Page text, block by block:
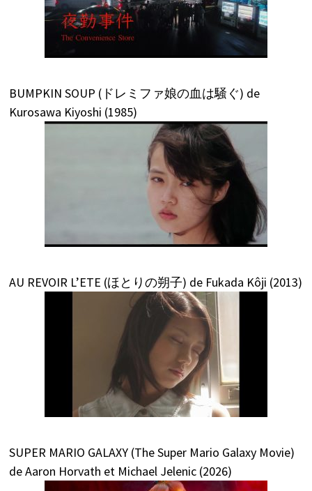
BUMPKIN SOUP (ドレミファ娘の血は騒ぐ) de
Kurosawa Kiyoshi (1985)
AU REVOIR L’ETE (ほとりの朔子) de Fukada Kôji (2013)
SUPER MARIO GALAXY (The Super Mario Galaxy Movie)
de Aaron Horvath et Michael Jelenic (2026)